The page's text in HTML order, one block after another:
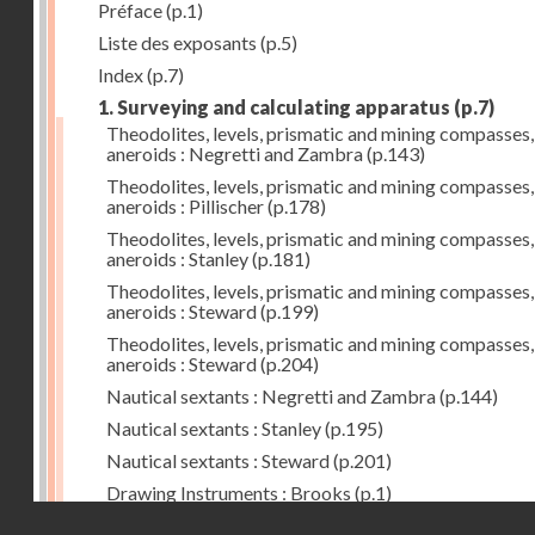
Préface(p.1)
Liste des exposants (p.5)
Index(p.7)
1. Surveying and calculating apparatus (p.7)
Theodolites, levels, prismatic and mining compasses,
aneroids : Negretti and Zambra(p.143)
Theodolites, levels, prismatic and mining compasses,
aneroids : Pillischer(p.178)
Theodolites, levels, prismatic and mining compasses,
aneroids : Stanley(p.181)
Theodolites, levels, prismatic and mining compasses,
aneroids : Steward(p.199)
Theodolites, levels, prismatic and mining compasses,
aneroids : Steward(p.204)
Nautical sextants : Negretti and Zambra(p.144)
Nautical sextants : Stanley(p.195)
Nautical sextants : Steward(p.201)
Drawing Instruments : Brooks (p.1)